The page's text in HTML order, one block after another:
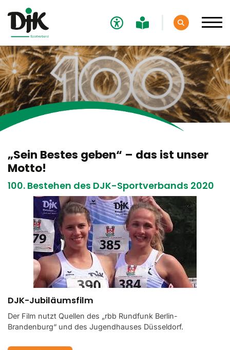
„Sein Bestes geben“ – das ist unser
Motto!
100. Bestehen des DJK-Sportverbands 2020
DJK-Jubiläumsfilm
Der Film nutzt Quellen des „rbb Rundfunk Berlin-
Brandenburg“ und des Jugendhauses Düsseldorf.
Verband
Der DJK-Sportverband
Unser Name
Angebote in DJK-Vereinen
Verbandshistorie
100 Jahre DJK 2020
Verbandsstruktur
DJK Diözesanverbände
Partner und Sponsoren
Ansprechpartner
Was uns ausmacht
10 Gebote des Sports